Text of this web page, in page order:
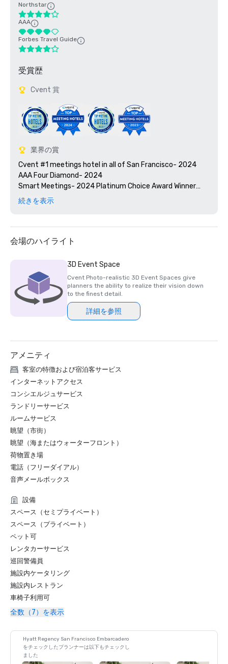
Northstar
AAA
Forbes Travel Guide
受賞歴
Cvent 賞
業界の賞
Cvent #1 meetings hotel in all of San Francisco- 2024
AAA Four Diamond- 2024
Smart Meetings- 2024 Platinum Choice Award Winner
Travel + Leisure’s 2025 World’s Best Awards
2025 Green Key certified - 4-key rating
Support Staff"
2024 Northstar Stella Award - Bronze Medal, "Best
2024 Northstar Stella Award - Bronze Medal, "Best On-
Site Support Staff"
2024 Northstar Stella Award - Finalist, "Best
Hotel/Resort Event Space"
2024 Condé Nast Traveler’s Readers’ Choice Awards – Top
続きを表示
会場のハイライト
3D Event Space
Cvent Photo-realistic 3D Event Spaces give
planners the ability to realize their vision down
to the finest detail.
詳細を参照
アメニティ
客室の特徴および宿泊客サービス
インターネットアクセス
コンシエルジュサービス
ランドリーサービス
ルームサービス
眺望（市街）
眺望（海またはウォーターフロント）
荷物置き場
電話（フリーダイアル）
音声メールボックス
設備
スペース（セミプライベート）
スペース（プライベート）
ペット可
レンタカーサービス
巡回警備員
施設内ケータリング
施設内レストラン
車椅子利用可
全数（7）を表示
Hyatt Regency San Francisco Embarcadero
をチェックしたプランナーは以下もチェックし
ました